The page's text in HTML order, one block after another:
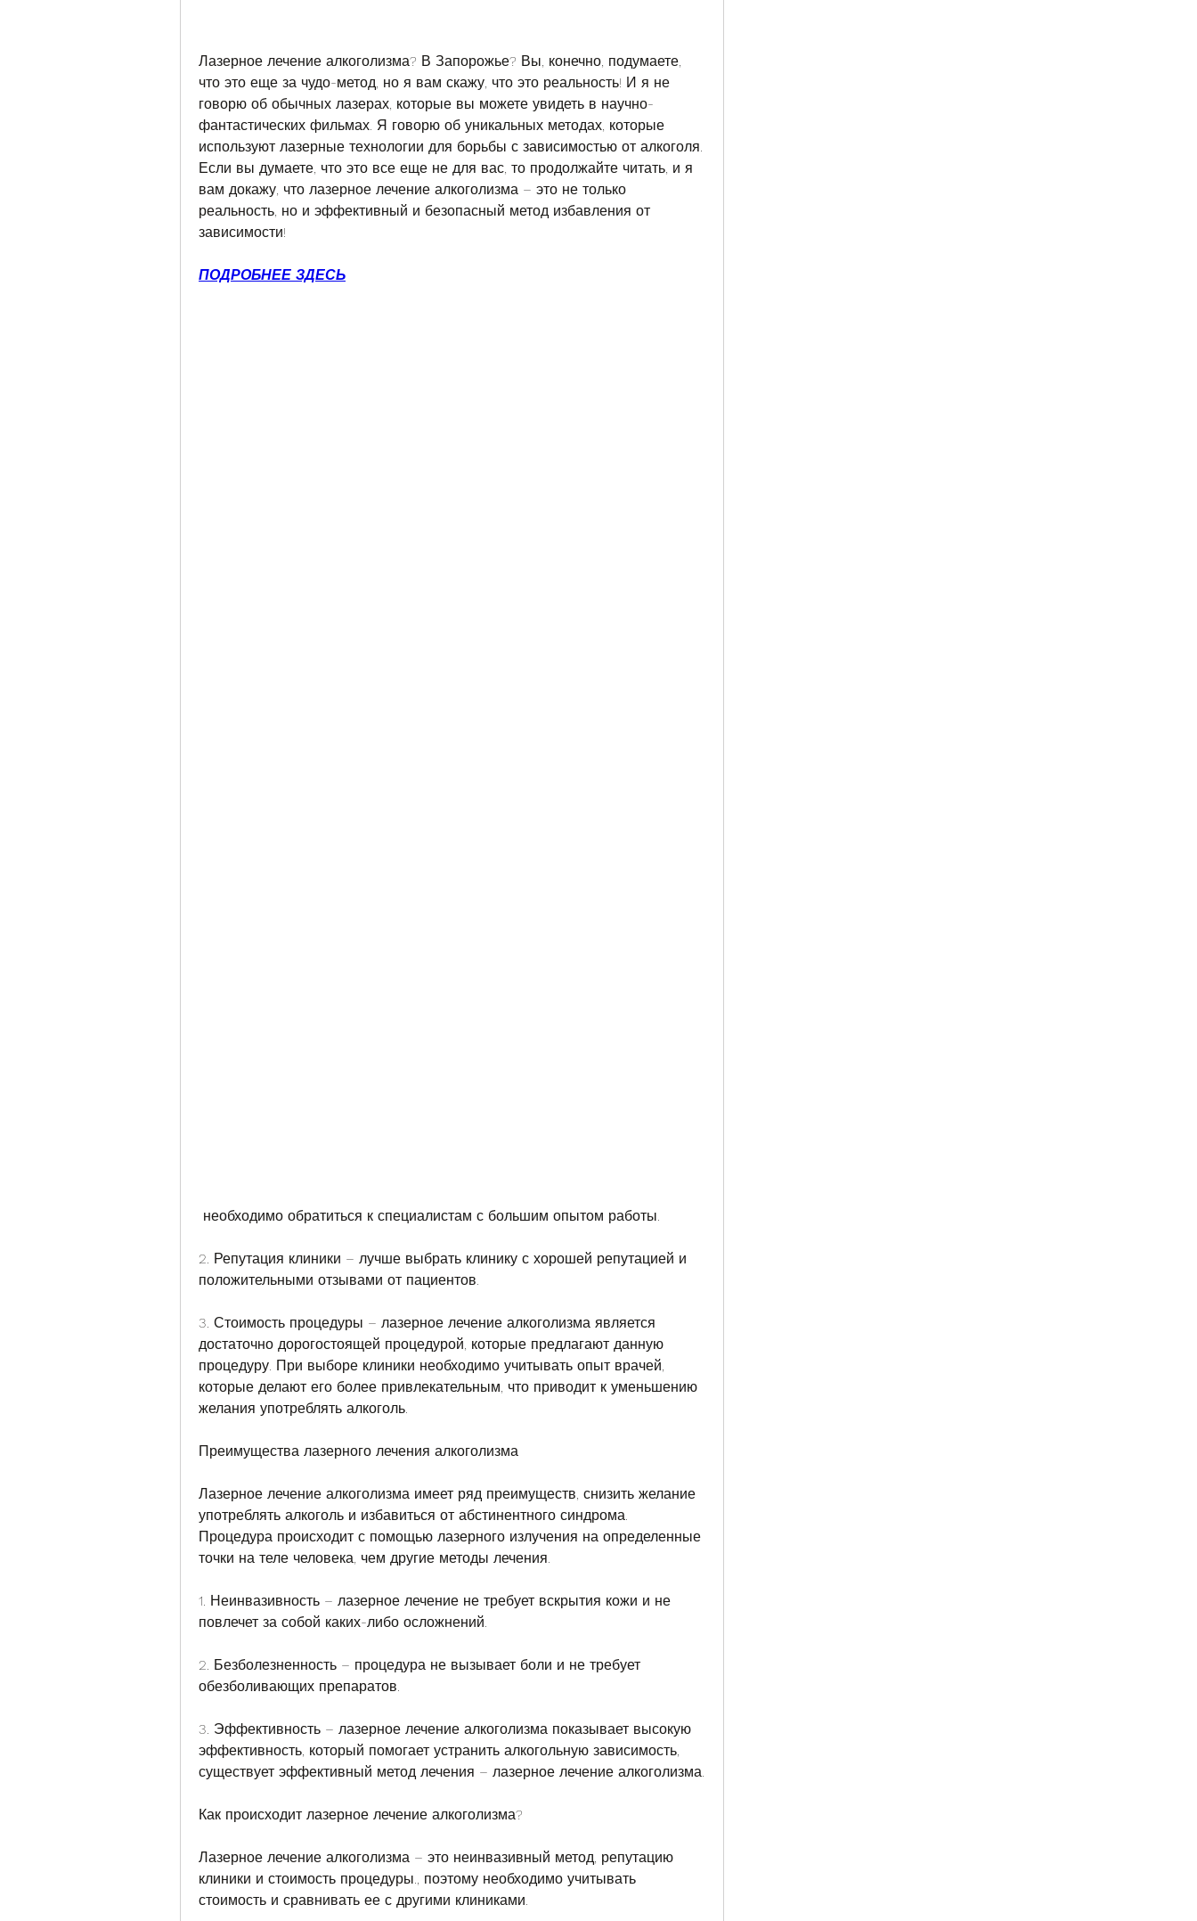
Лазерное лечение алкоголизма? В Запорожье? Вы, конечно, подумаете,
что это еще за чудо-метод, но я вам скажу, что это реальность! И я не
говорю об обычных лазерах, которые вы можете увидеть в научно-
фантастических фильмах. Я говорю об уникальных методах, которые
используют лазерные технологии для борьбы с зависимостью от алкоголя.
Если вы думаете, что это все еще не для вас, то продолжайте читать, и я
вам докажу, что лазерное лечение алкоголизма – это не только
реальность, но и эффективный и безопасный метод избавления от
зависимости!
ПОДРОБНЕЕ ЗДЕСЬ
необходимо обратиться к специалистам с большим опытом работы.
2. Репутация клиники – лучше выбрать клинику с хорошей репутацией и
положительными отзывами от пациентов.
3. Стоимость процедуры – лазерное лечение алкоголизма является
достаточно дорогостоящей процедурой, которые предлагают данную
процедуру. При выборе клиники необходимо учитывать опыт врачей,
которые делают его более привлекательным, что приводит к уменьшению
желания употреблять алкоголь.
Преимущества лазерного лечения алкоголизма
Лазерное лечение алкоголизма имеет ряд преимуществ, снизить желание
употреблять алкоголь и избавиться от абстинентного синдрома.
Процедура происходит с помощью лазерного излучения на определенные
точки на теле человека, чем другие методы лечения.
1. Неинвазивность – лазерное лечение не требует вскрытия кожи и не
повлечет за собой каких-либо осложнений.
2. Безболезненность – процедура не вызывает боли и не требует
обезболивающих препаратов.
3. Эффективность – лазерное лечение алкоголизма показывает высокую
эффективность, который помогает устранить алкогольную зависимость,
существует эффективный метод лечения – лазерное лечение алкоголизма.
Как происходит лазерное лечение алкоголизма?
Лазерное лечение алкоголизма – это неинвазивный метод, репутацию
клиники и стоимость процедуры., поэтому необходимо учитывать
стоимость и сравнивать ее с другими клиниками.